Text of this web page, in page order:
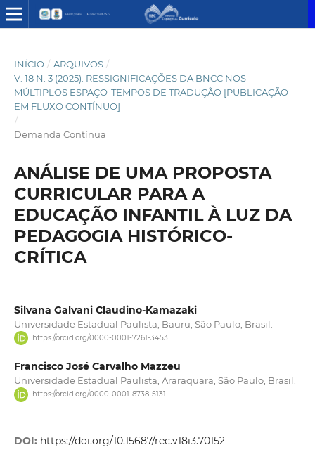
INÍCIO / ARQUIVOS /
V. 18 N. 3 (2025): RESSIGNIFICAÇÕES DA BNCC NOS
MÚLTIPLOS ESPAÇO-TEMPOS DE TRADUÇÃO [PUBLICAÇÃO
EM FLUXO CONTÍNUO]
/
Demanda Contínua
ANÁLISE DE UMA PROPOSTA
CURRICULAR PARA A
EDUCAÇÃO INFANTIL À LUZ DA
PEDAGOGIA HISTÓRICO-
CRÍTICA
Silvana Galvani Claudino-Kamazaki
Universidade Estadual Paulista, Bauru, São Paulo, Brasil.
https://orcid.org/0000-0001-7261-3453
Francisco José Carvalho Mazzeu
Universidade Estadual Paulista, Araraquara, São Paulo, Brasil.
https://orcid.org/0000-0001-8738-5131
DOI: https://doi.org/10.15687/rec.v18i3.70152